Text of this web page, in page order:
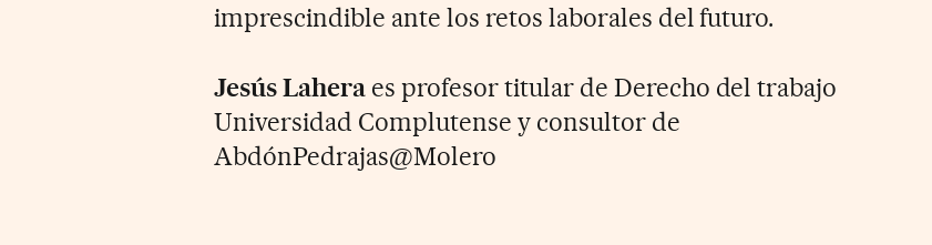
imprescindible ante los retos laborales del futuro.
Jesús Lahera es profesor titular de Derecho del trabajo
Universidad Complutense y consultor de
AbdónPedrajas@Molero